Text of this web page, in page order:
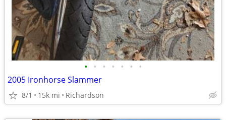
• • • • • • •
2005 Ironhorse Slammer
8/1 15k mi Richardson